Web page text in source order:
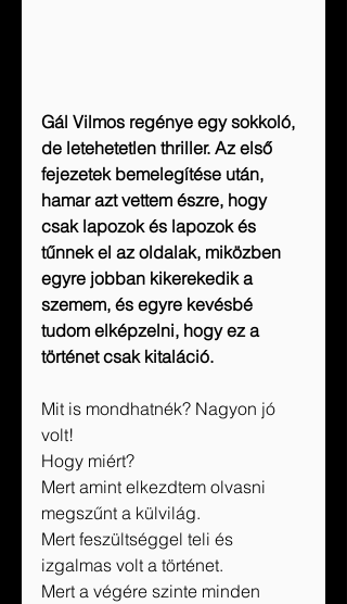
Gál Vilmos regénye egy sokkoló,
de letehetetlen thriller. Az első
fejezetek bemelegítése után,
hamar azt vettem észre, hogy
csak lapozok és lapozok és
tűnnek el az oldalak, miközben
egyre jobban kikerekedik a
szemem, és egyre kevésbé
tudom elképzelni, hogy ez a
történet csak kitaláció.
Mit is mondhatnék? Nagyon jó
volt!
Hogy miért?
Mert amint elkezdtem olvasni
megszűnt a külvilág.
Mert feszültséggel teli és
izgalmas volt a történet.
Mert a végére szinte minden